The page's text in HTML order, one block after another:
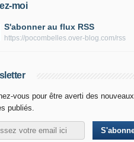
moi
S'abonner au flux RSS
https://pocombelles.over-blog.com/rss
vous pour être averti des nouveaux
publiés.